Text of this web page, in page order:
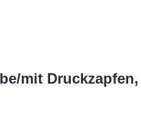
mit Druckzapfen,